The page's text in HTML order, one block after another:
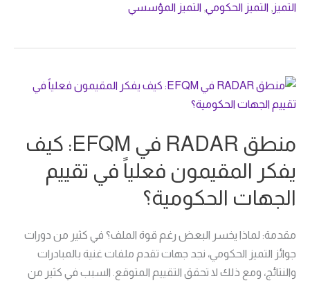
التميز التميز الحكومي التميز المؤسسي
منطق RADAR في EFQM: كيف
يفكر المقيمون فعلياً في تقييم
الجهات الحكومية؟
مقدمة: لماذا يخسر البعض رغم قوة الملف؟ في كثير من دورات
جوائز التميز الحكومي، نجد جهات تقدم ملفات غنية بالمبادرات
والنتائج، ومع ذلك لا تحقق التقييم المتوقع. السبب في كثير من
منطق
RADAR
يفكر
المقيمون
في
تقييم
الجهات